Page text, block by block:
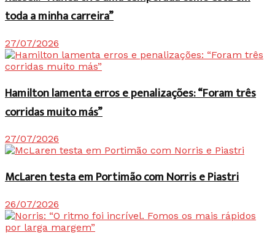
toda a minha carreira”
27/07/2026
Hamilton lamenta erros e penalizações: “Foram três
corridas muito más”
27/07/2026
McLaren testa em Portimão com Norris e Piastri
26/07/2026